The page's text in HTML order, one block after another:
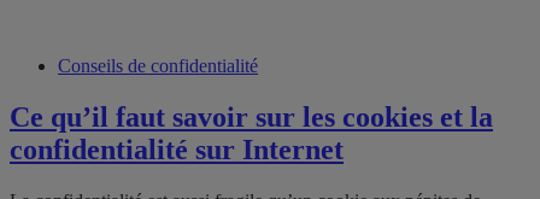
Conseils de confidentialité
Ce qu’il faut savoir sur les cookies et la
confidentialité sur Internet